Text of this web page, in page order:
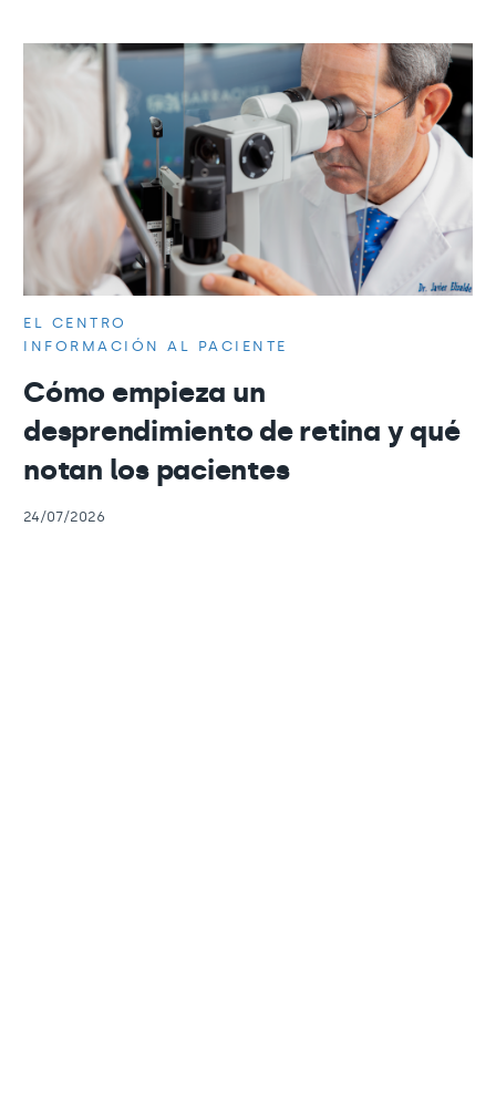
EL CENTRO
INFORMACIÓN AL PACIENTE
Cómo empieza un
desprendimiento de retina y qué
notan los pacientes
24/07/2026